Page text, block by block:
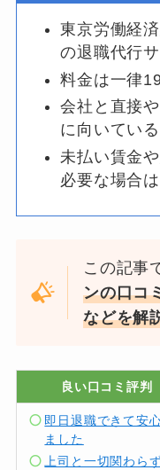
東京労働経
の退職代行
料金は一律
会社と直接
に向いている
未払い賃金
必要な場合
この記事
ンの口コ
などを解
良い口コミ評判
即日退職できて安
ました
上司と一切関わら